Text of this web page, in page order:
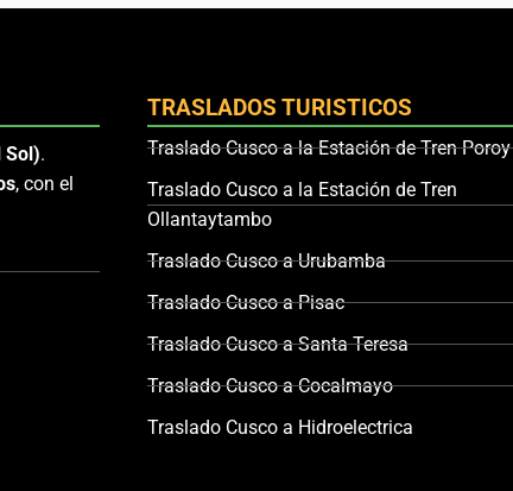
Sol).
, con el
TRASLADOS TURISTICOS
Traslado Cusco a la Estación de Tren Poroy
Traslado Cusco a la Estación de Tren
Ollantaytambo
Traslado Cusco a Urubamba
Traslado Cusco a Pisac
Traslado Cusco a Santa Teresa
Traslado Cusco a Cocalmayo
Traslado Cusco a Hidroelectrica